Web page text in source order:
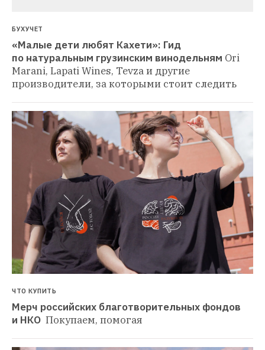
БУХУЧЕТ
«Малые дети любят Кахети»: Гид
по натуральным грузинским винодельням Ori
Marani, Lapati Wines, Tevza и другие
производители, за которыми стоит следить
ЧТО КУПИТЬ
Мерч российских благотворительных фондов
и НКО Покупаем, помогая